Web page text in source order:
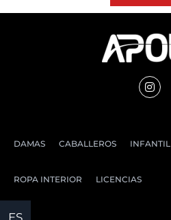
DAMAS CABALLEROS INFANTIL
ROPA INTERIOR LICENCIAS